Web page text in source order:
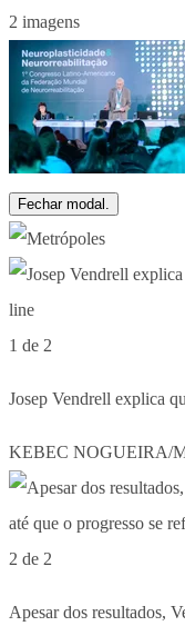
2 imagens
Fechar modal.
1 de 2
Josep Vendrell explica
KEBEC NOGUEIRA/
2 de 2
Apesar dos resultados,